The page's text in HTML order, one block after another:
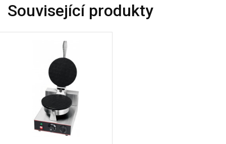
Související produkty